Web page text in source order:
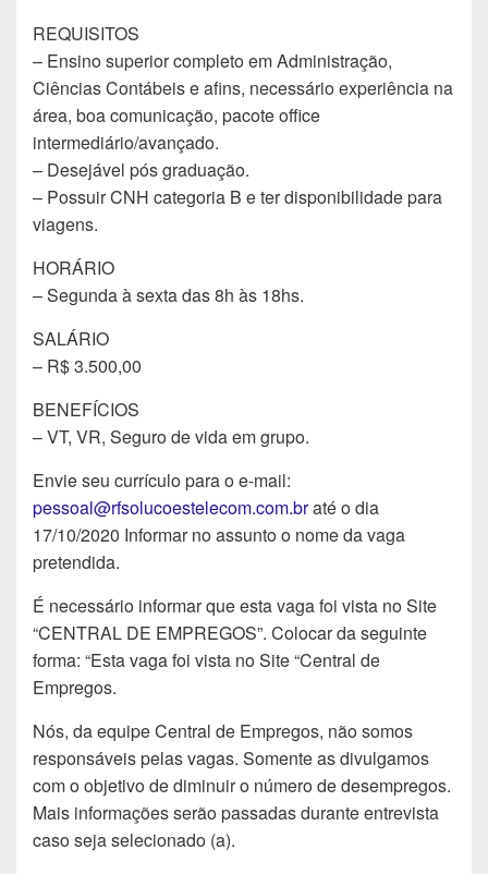
REQUISITOS
– Ensino superior completo em Administração,
Ciências Contábeis e afins, necessário experiência na
área, boa comunicação, pacote office
intermediário/avançado.
– Desejável pós graduação.
– Possuir CNH categoria B e ter disponibilidade para
viagens.
HORÁRIO
– Segunda à sexta das 8h às 18hs.
SALÁRIO
– R$ 3.500,00
BENEFÍCIOS
– VT, VR, Seguro de vida em grupo.
Envie seu currículo para o e-mail:
pessoal@rfsolucoestelecom.com.braté o dia
17/10/2020 Informar no assunto o nome da vaga
pretendida.
É necessário informar que esta vaga foi vista no Site
“CENTRAL DE EMPREGOS”. Colocar da seguinte
forma: “Esta vaga foi vista no Site “Central de
Empregos.
Nós, da equipe Central de Empregos, não somos
responsáveis pelas vagas. Somente as divulgamos
com o objetivo de diminuir o número de desempregos.
Mais informações serão passadas durante entrevista
caso seja selecionado (a).